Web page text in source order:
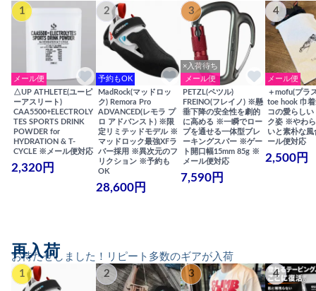
1
メール便
△UP ATHLETE(ユーピ
ーアスリート)
CAA5500+ELECTROLY
TES SPORTS DRINK
POWDER for
HYDRATION & T-
CYCLE ※メール便対応
2,320円
2
予約もOK
MadRock(マッドロッ
ク) Remora Pro
ADVANCED(レモラ プ
ロ アドバンスト) ※限
定リミテッドモデル ※
マッドロック最強XFラ
バー採用 ※異次元のフ
リクション ※予約も
OK
28,600円
3
×入荷待ち
メール便
PETZL(ペツル)
FREINO(フレイノ) ※懸
垂下降の安全性を劇的
に高める ※一瞬でロー
プを通せる一体型ブレ
ーキングスパー ※ゲー
ト開口幅15mm 85g ※
メール便対応
7,590円
4
メール便
＋mofu(プラ
toe hook 巾
コの愛らしい
ク姿 ※やわ
いと素朴な
ール便対応
2,500円
お待たせしました！リピート多数のギアが入荷
再入荷
1 2 3 4